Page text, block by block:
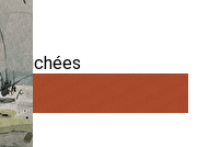
affichées